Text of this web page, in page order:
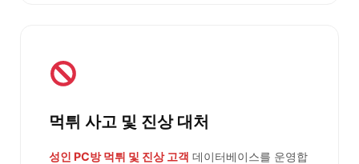
먹튀 사고 및 진상 대처
성인 PC방 먹튀 및 진상 고객 데이터베이스를 운영합